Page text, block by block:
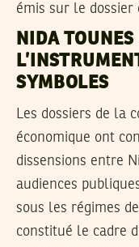
émis sur le dossier
NIDA TOUNES
SYMBOLES
Les dossiers de la
économique ont
dissensions entre
audiences
sous les régimes
constitué le cadre